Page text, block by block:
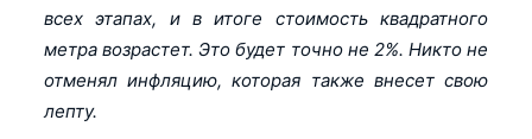
всех этапах, и в итоге стоимость квадратного
метра возрастет. Это будет точно не 2%. Никто не
отменял инфляцию, которая также внесет свою
лепту.